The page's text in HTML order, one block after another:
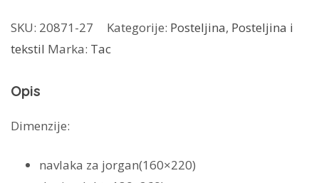
Melissa
količina
SKU: 20871-27 Kategorije: Posteljina, Posteljina i
tekstil Marka: Tac
Opis
Dimenzije:
navlaka za jorgan(160×220)